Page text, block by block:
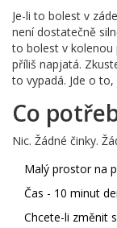
Je-li to bolest v
není dostatečně
to bolest v kolenou
příliš napjatá.
to vypadá. Jde o
Co
Nic. Žádné činky.
Malý prostor na
Čas - 10 minut
Chcete-li změnit